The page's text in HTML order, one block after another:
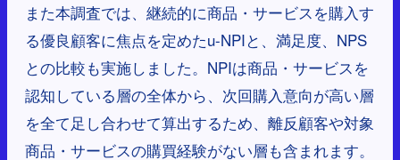
また本調査では、継続的に商品・サービスを購入す
る優良顧客に焦点を定めたu-NPIと、満足度、NPS
との比較も実施しました。NPIは商品・サービスを
認知している層の全体から、次回購入意向が高い層
を全て足し合わせて算出するため、離反顧客や対象
商品・サービスの購買経験がない層も含まれます。